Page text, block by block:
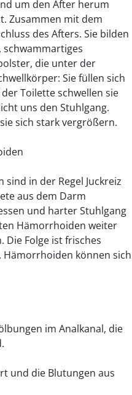
um den After herum
Zusammen mit dem
des Afters. Sie bilden
die unter der
Sie füllen sich
Toilette schwellen sie
uns den Stuhlgang.
sich stark vergrößern.
in der Regel Juckreiz
aus dem Darm
und harter Stuhlgang
Hämorrhoiden weiter
Die Folge ist frisches
können sich
im Analkanal, die
und die Blutungen aus